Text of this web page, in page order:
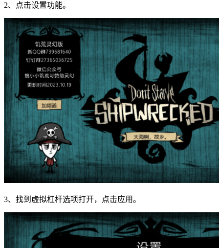
2、点击设置功能。
3、找到虚拟杠杆选项打开，点击应用。